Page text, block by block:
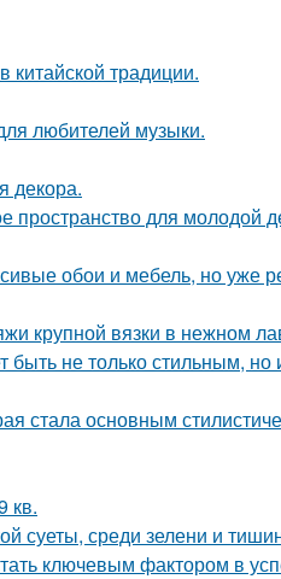
китайской традиции.
любителей музыки.
декора.
пространство для молодой
обои и мебель, но уже
крупной вязки в нежном
быть не только стильным,
стала основным
кв.
суеты, среди зелени и
ключевым фактором в